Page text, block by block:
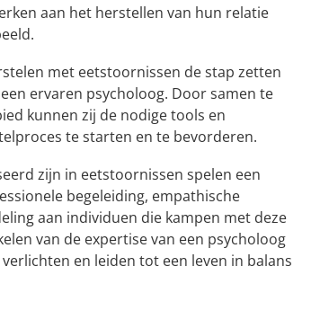
aan het herstellen van hun relatie
met eetstoornissen de stap zetten
ervaren psycholoog. Door samen te
kunnen zij de nodige tools en
te starten en te bevorderen.
zijn in eetstoornissen spelen een
begeleiding, empathische
aan individuen die kampen met deze
van de expertise van een psycholoog
en leiden tot een leven in balans